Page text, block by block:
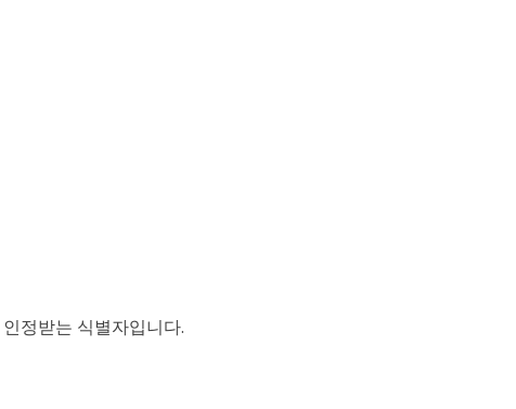
정받는 식별자입니다.